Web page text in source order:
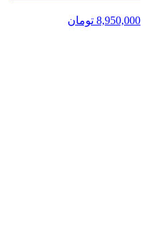
8,950,000 تومان